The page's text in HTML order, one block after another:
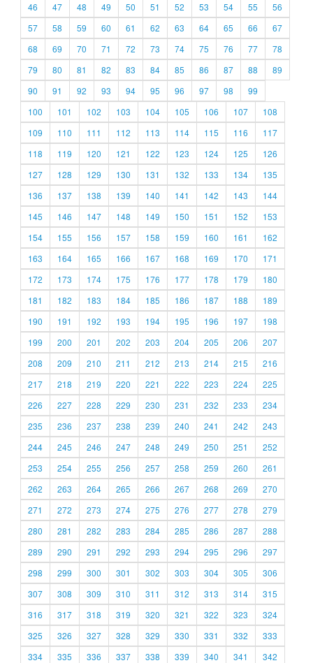
46
47 48 49 50 51 52 53 54 55
56
57
58 59 60 61 62 63 64 65 66
67
68
69 70 71 72 73 74 75 76 77
78
79
80 81 82 83 84 85 86 87 88
89
90
91 92 93 94 95 96 97 98
99
100
101 102 103 104 105 106 107
108
109
110 111 112 113 114 115 116
117
118
119 120 121 122 123 124 125
126
127
128 129 130 131 132 133 134
135
136
137 138 139 140 141 142 143
144
145
146 147 148 149 150 151 152
153
154
155 156 157 158 159 160 161
162
163
164 165 166 167 168 169 170
171
172
173 174 175 176 177 178 179
180
181
182 183 184 185 186 187 188
189
190
191 192 193 194 195 196 197
198
199
200 201 202 203 204 205 206
207
208
209 210 211 212 213 214 215
216
217
218 219 220 221 222 223 224
225
226
227 228 229 230 231 232 233
234
235
236 237 238 239 240 241 242
243
244
245 246 247 248 249 250 251
252
253
254 255 256 257 258 259 260
261
262
263 264 265 266 267 268 269
270
271
272 273 274 275 276 277 278
279
280
281 282 283 284 285 286 287
288
289
290 291 292 293 294 295 296
297
298
299 300 301 302 303 304 305
306
307
308 309 310 311 312 313 314
315
316
317 318 319 320 321 322 323
324
325
326 327 328 329 330 331 332
333
334
335 336 337 338 339 340 341 342